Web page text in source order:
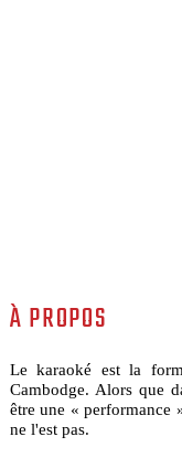
À PROPOS
Le karaoké est la
Cambodge. Alors que
être une « performance
ne l'est pas.